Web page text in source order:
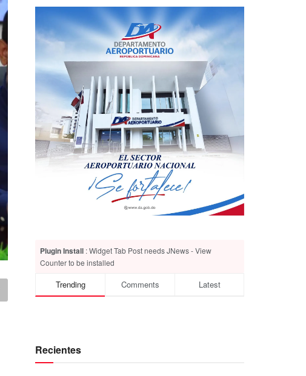
Plugin Install : Widget Tab Post needs JNews - View
Counter to be installed
Trending Comments Latest
Recientes